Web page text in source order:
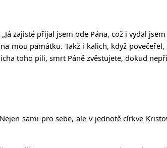
zajisté přijal jsem ode Pána, což i vydal
mou památku. Takž i kalich, když
toho pili, smrt Páně zvěstujete, dokud
sami pro sebe, ale v jednotě církve